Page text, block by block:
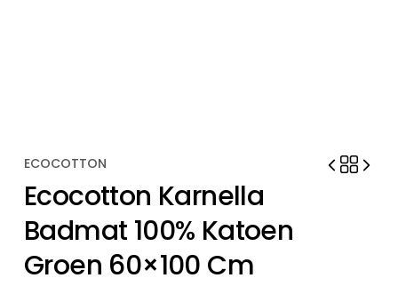
ECOCOTTON
Ecocotton Karnella
Badmat 100% Katoen
Groen 60×100 Cm